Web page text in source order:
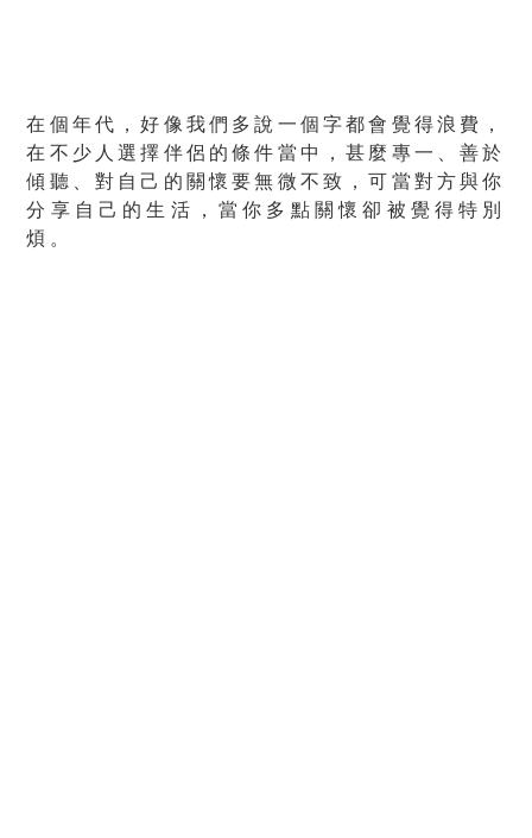
在個年代，好像我們多說一個字都會覺得浪費，
在不少人選擇伴侶的條件當中，甚麼專一、善於
傾聽、對自己的關懷要無微不致，可當對方與你
分享自己的生活，當你多點關懷卻被覺得特別
煩。